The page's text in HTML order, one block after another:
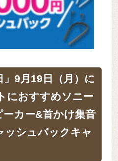
9月19日（月）に
におすすめソニー
カー&首かけ集音
ッシュバックキャ